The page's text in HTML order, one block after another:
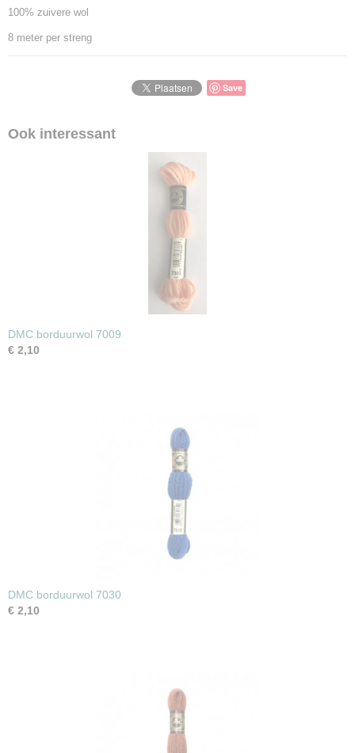
100% zuivere wol
8 meter per streng
Save
Ook interessant
DMC borduurwol 7009
€ 2,10
DMC borduurwol 7030
€ 2,10